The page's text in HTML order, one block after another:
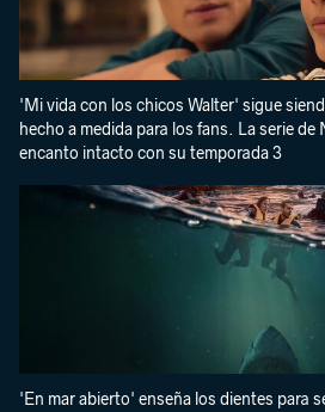
'Mi vida con los chicos Walter' sigue
hecho a medida para los fans. La serie de
encanto intacto con su temporada 3
'En mar abierto' enseña los dientes para